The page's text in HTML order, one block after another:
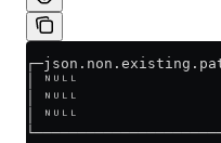
│ ᴺᵁᴸᴸ
│ ᴺᵁᴸᴸ
│ ᴺᵁᴸᴸ